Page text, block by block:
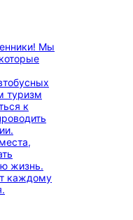
Мы
туризм
к
жизнь.
каждому